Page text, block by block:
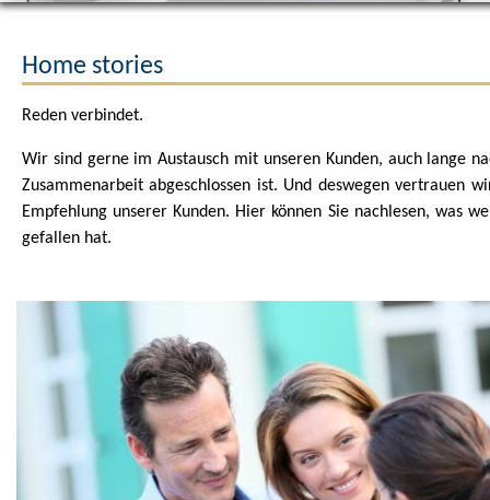
Home stories
Reden verbindet.
Wir sind gerne im Austausch mit unseren Kunden, auch lange
Zusammenarbeit abgeschlossen ist. Und deswegen vertrauen
Empfehlung unserer Kunden. Hier können Sie nachlesen, was
gefallen hat.